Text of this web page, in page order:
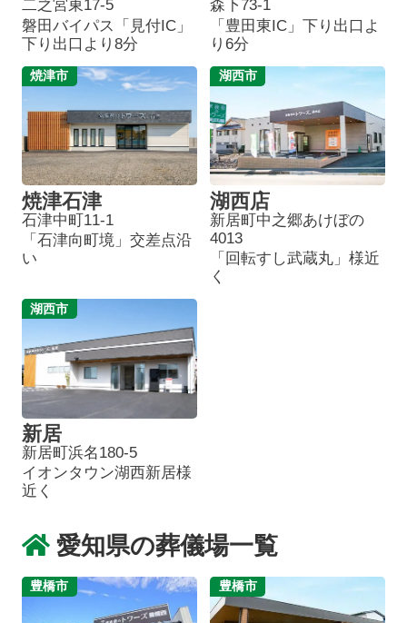
二之宮東17-5
磐田バイパス「見付IC」
下り出口より8分
森下73-1
「豊田東IC」下り出口よ
り6分
焼津市
焼津石津
石津中町11-1
「石津向町境」交差点沿
い
湖西市
湖西店
新居町中之郷あけぼの
4013
「回転すし武蔵丸」様近
く
湖西市
新居
新居町浜名180-5
イオンタウン湖西新居様
近く
愛知県の葬儀場一覧
豊橋市 豊橋市